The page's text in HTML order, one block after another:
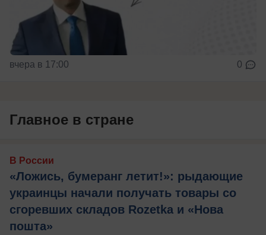
вчера в 17:00 0
Главное в стране
В России
«Ложись, бумеранг летит!»: рыдающие
украинцы начали получать товары со
сгоревших складов Rozetka и «Нова
пошта»